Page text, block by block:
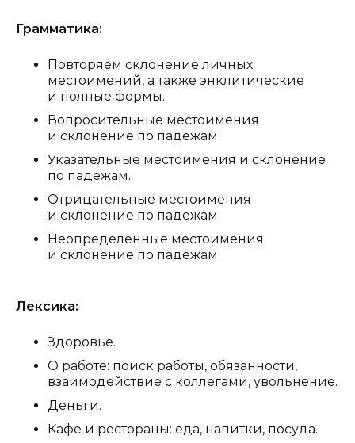
Грамматика:
Повторяем склонение личных
местоимений, а также энклитические
и полные формы.
Вопросительные местоимения
и склонение по падежам.
Указательные местоимения и склонение
по падежам.
Отрицательные местоимения
и склонение по падежам.
Неопределенные местоимения
и склонение по падежам.
Лексика:
Здоровье.
О работе: поиск работы, обязанности,
взаимодействие с коллегами, увольнение.
Деньги.
Кафе и рестораны: еда, напитки, посуда.